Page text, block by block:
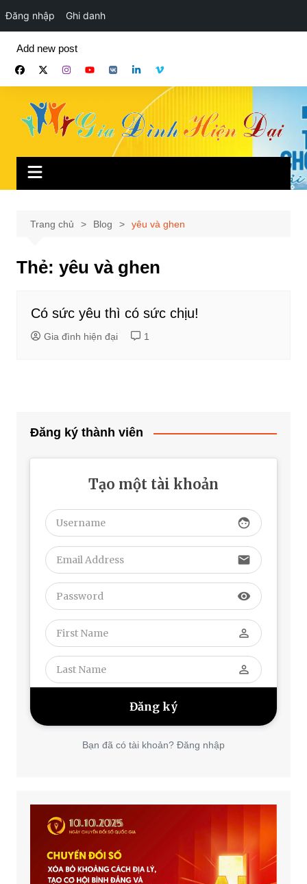
Đăng nhập Ghi danh
phần
Add new post
Trang chủ Blog yêu và ghen
Thẻ: yêu và ghen
Có sức yêu thì có sức chịu!
Gia đình hiện đại 1
Đăng ký thành viên
Tạo một tài khoản
face
email
visibility
perm_identity
perm_identity
Bạn đã có tài khoản? Đăng nhập